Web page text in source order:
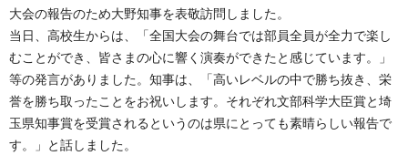
大会の報告のため大野知事を表敬訪問しました。
当日、高校生からは、「全国大会の舞台では部員全員が全力で楽し
むことができ、皆さまの心に響く演奏ができたと感じています。」
等の発言がありました。知事は、「高いレベルの中で勝ち抜き、栄
誉を勝ち取ったことをお祝いします。それぞれ文部科学大臣賞と埼
玉県知事賞を受賞されるというのは県にとっても素晴らしい報告で
す。」と話しました。